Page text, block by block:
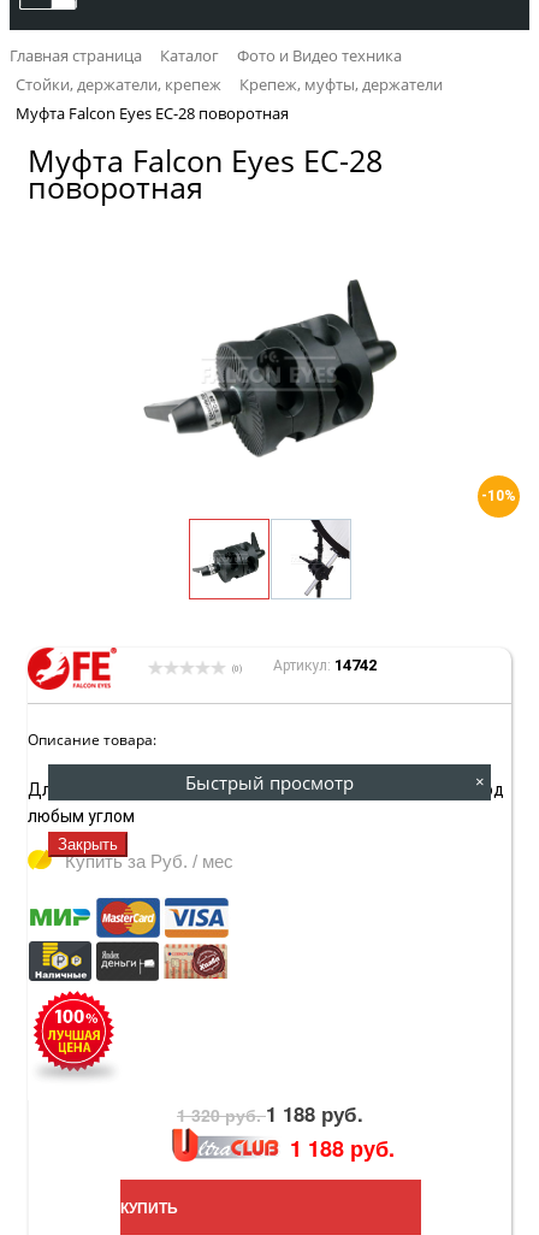
Главная страница Каталог
Фото и Видео техника
Стойки, держатели, крепеж
Крепеж, муфты, держатели
Муфта Falcon Eyes EC-28 поворотная
Муфта Falcon Eyes EC-28
поворотная
-10%
(0) Артикул: 14742
Описание товара:
Для соединения двух труб диаметром 19, 22, 25, 28 мм под
любым углом
Купить за Руб. / мес
1 320 руб.1 188 руб.
1 188 руб.
КУПИТЬ
Быстрый просмотр ×
Закрыть